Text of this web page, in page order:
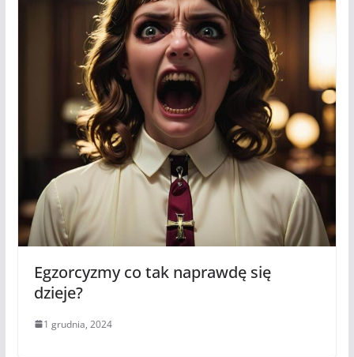
Egzorcyzmy co tak naprawdę się
dzieje?
1 grudnia, 2024